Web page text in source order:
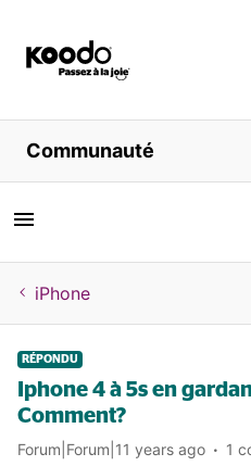
Magasiner
Libre service
Aide
Communauté
iPhone
RÉPONDU
Iphone 4 à 5s en
Comment?
Forum|Forum|11 years ago 1